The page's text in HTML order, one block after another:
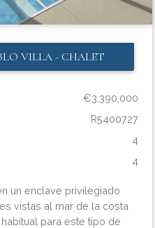
VILLA - CHALET
€3,390,000
R5400727
4
4
un enclave privilegiado
vistas al mar de la costa
para este tipo de